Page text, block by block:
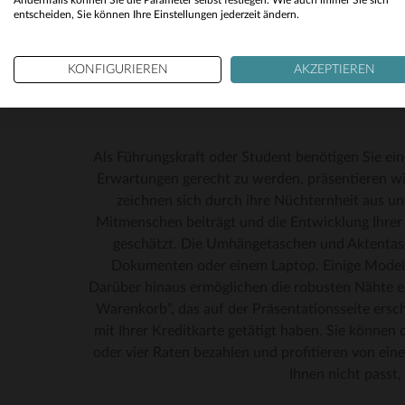
entscheiden, Sie können Ihre Einstellungen jederzeit ändern.
KONFIGURIEREN AKZEPTIEREN